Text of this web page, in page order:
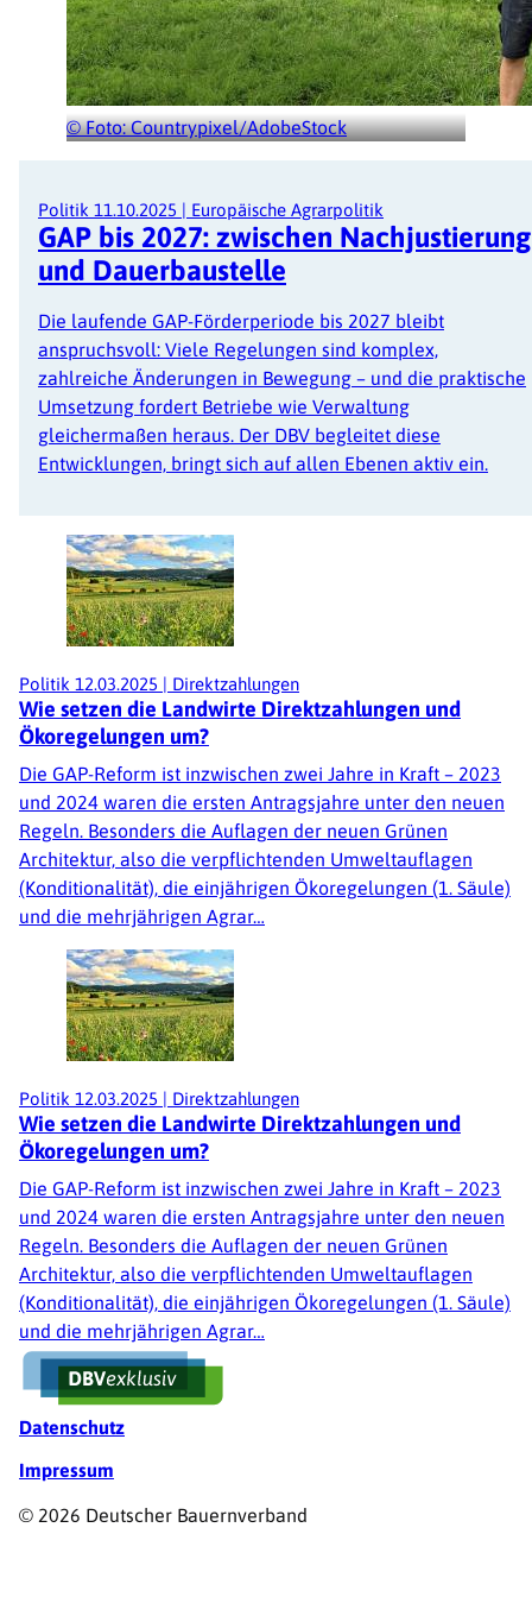
© Foto: Countrypixel/AdobeStock
Politik 11.10.2025 | Europäische Agrarpolitik
GAP bis 2027: zwischen Nachjustierung
und Dauerbaustelle
Die laufende GAP-Förderperiode bis 2027 bleibt
anspruchsvoll: Viele Regelungen sind komplex,
zahlreiche Änderungen in Bewegung – und die praktische
Umsetzung fordert Betriebe wie Verwaltung
gleichermaßen heraus. Der DBV begleitet diese
Entwicklungen, bringt sich auf allen Ebenen aktiv ein.
Politik 12.03.2025 | Direktzahlungen
Wie setzen die Landwirte Direktzahlungen und
Ökoregelungen um?
Die GAP-Reform ist inzwischen zwei Jahre in Kraft – 2023
und 2024 waren die ersten Antragsjahre unter den neuen
Regeln. Besonders die Auflagen der neuen Grünen
Architektur, also die verpflichtenden Umweltauflagen
(Konditionalität), die einjährigen Ökoregelungen (1. Säule)
und die mehrjährigen Agrar…
Politik 12.03.2025 | Direktzahlungen
Wie setzen die Landwirte Direktzahlungen und
Ökoregelungen um?
Die GAP-Reform ist inzwischen zwei Jahre in Kraft – 2023
und 2024 waren die ersten Antragsjahre unter den neuen
Regeln. Besonders die Auflagen der neuen Grünen
Architektur, also die verpflichtenden Umweltauflagen
(Konditionalität), die einjährigen Ökoregelungen (1. Säule)
und die mehrjährigen Agrar…
Fußzeile
Datenschutz
Impressum
© 2026 Deutscher Bauernverband